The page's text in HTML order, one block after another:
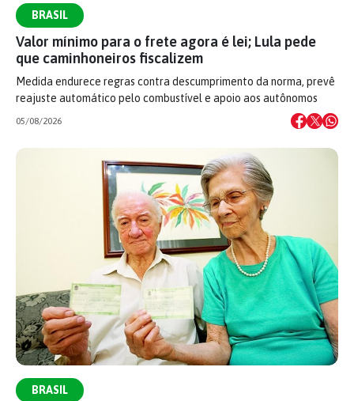
BRASIL
Valor mínimo para o frete agora é lei; Lula pede
que caminhoneiros fiscalizem
Medida endurece regras contra descumprimento da norma, prevê
reajuste automático pelo combustível e apoio aos autônomos
05/08/2026
BRASIL